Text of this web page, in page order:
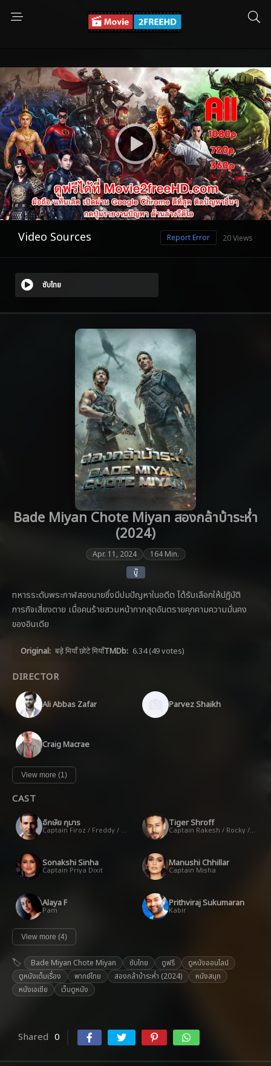
Video Sources 20 Views
Report Error
ซับไทย
Bade Miyan Chote Miyan สองกล้าบ้าระห่ำ
(2024)
Apr. 11, 2024
164 Min.
บู๊
ทหารระดับพระกาฬสองนายซึ่งมีปมปัญหาในอดีต ได้รับเลือกให้ปฏิบัติ
ภารกิจเสี่ยงตาย เมื่อคนร้ายสวมหน้ากากสุดอันตรายคุกคามความมั่นคง
ของอินเดีย
Original: बड़े मियाँ छोटे मियाँTMDb: 6.34(49 votes)
DIRECTOR
Ali Abbas Zafar Parvez Shaikh
Craig Macrae
View more (1)
CAST
อักษัย กุมาร
Captain Firoz / Freddy / Bade Miyan
Tiger Shroff
Captain Rakesh / Rocky / Chote Miyan
Sonakshi Sinha
Captain Priya Dixit
Manushi Chhillar
Captain Misha
Alaya F
Pam
Prithviraj Sukumaran
Kabir
View more (4)
Bade Miyan Chote Miyan ซับไทย ดูฟรี
ดูหนังออนไลน์
ดูหนังเต็มเรื่อง
พากย์ไทย สองกล้าบ้าระห่ำ (2024)
หนังสนุก
หนังเอเชีย
เว็บดูหนัง
Shared 0